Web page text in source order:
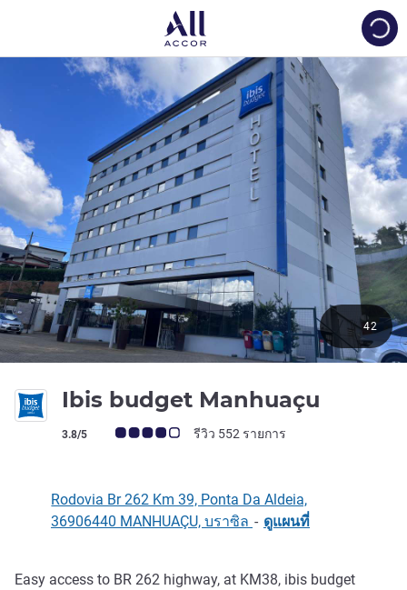
Ibis budget Manhuaçu
คะแนนความคิดเห็นจากแขก (เรทติ้งบน ALL)
3.8/5 รีวิว 552 รายการ
42
Rodovia Br 262 Km 39, Ponta Da Aldeia,
36906440 MANHUAÇU, บราซิล - ดูแผนที่
Easy access to BR 262 highway, at KM38, ibis budget